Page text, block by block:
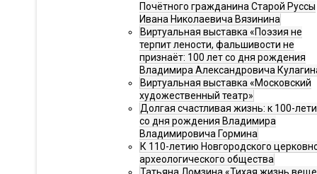
Почётного гражданина Старой Руссы
Ивана Николаевича Вязинина
Виртуальная выставка «Поэзия не
терпит лености, фальшивости не
признаёт: 100 лет со дня рождения
Владимира Александровича
Виртуальная выставка «Московский
художественный театр»
Долгая счастливая жизнь: к 100-
со дня рождения Владимира
Владимировича Гормина
К 110-летию Новгородского
археологического общества